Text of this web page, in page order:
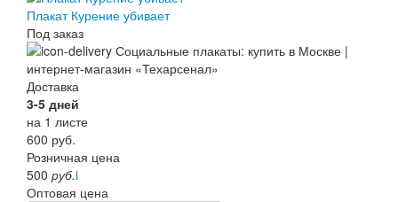
Плакат Курение убивает
Под заказ
Доставка
3-5 дней
на 1 листе
600 руб.
Розничная цена
500 руб.i
Оптовая цена